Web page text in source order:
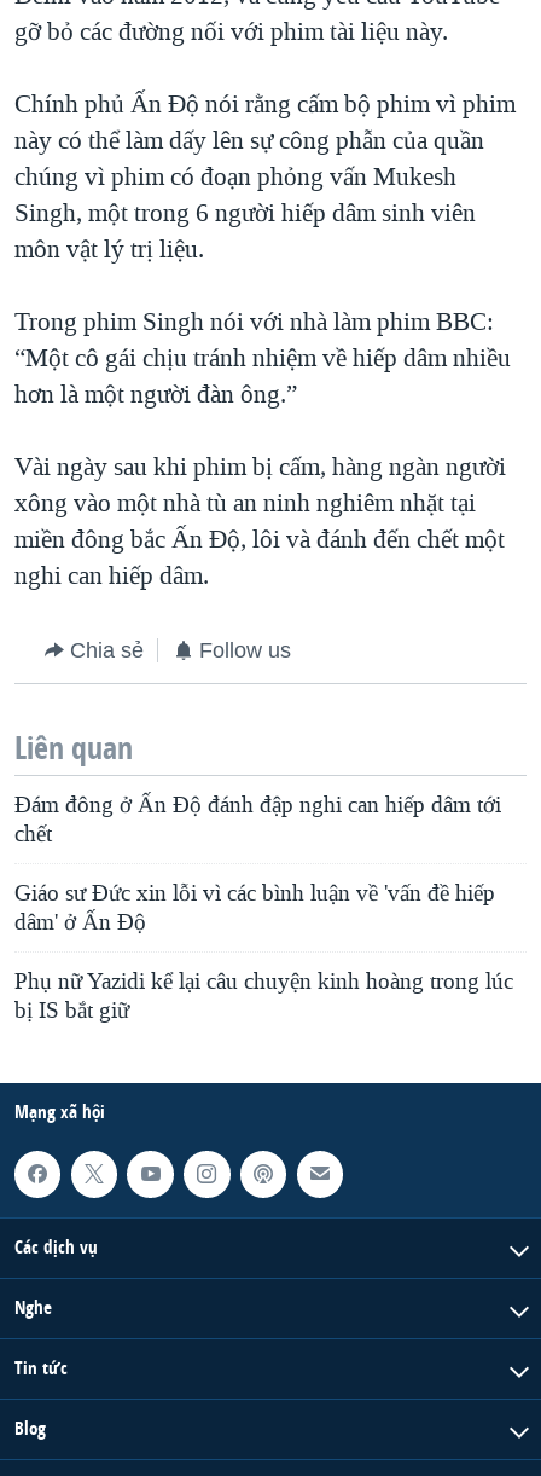
gỡ bỏ các đường nối với phim tài liệu này.
Chính phủ Ấn Độ nói rằng cấm bộ phim vì phim
này có thể làm dấy lên sự công phẫn của quần
chúng vì phim có đoạn phỏng vấn Mukesh
Singh, một trong 6 người hiếp dâm sinh viên
môn vật lý trị liệu.
Trong phim Singh nói với nhà làm phim BBC:
“Một cô gái chịu tránh nhiệm về hiếp dâm nhiều
hơn là một người đàn ông.”
Vài ngày sau khi phim bị cấm, hàng ngàn người
xông vào một nhà tù an ninh nghiêm nhặt tại
miền đông bắc Ấn Độ, lôi và đánh đến chết một
nghi can hiếp dâm.
Chia sẻ Follow us
Liên quan
Đám đông ở Ấn Độ đánh đập nghi can hiếp dâm tới
chết
Giáo sư Đức xin lỗi vì các bình luận về 'vấn đề hiếp
dâm' ở Ấn Độ
Phụ nữ Yazidi kể lại câu chuyện kinh hoàng trong lúc
bị IS bắt giữ
Mạng xã hội
Các dịch vụ
Nghe
Tin tức
Blog